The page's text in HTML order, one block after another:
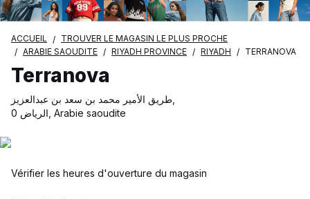
ACCUEIL
TROUVER LE MAGASIN LE PLUS PROCHE
ARABIE SAOUDITE
RIYADH PROVINCE RIYADH TERRANOVA
Terranova
الرياض 0, Arabie saoudite
Vérifier les heures d'ouverture du magasin